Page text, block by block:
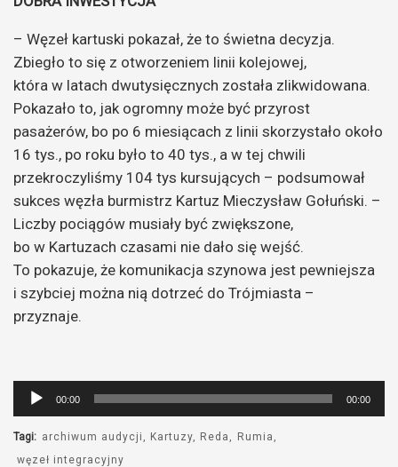
– Węzeł kartuski pokazał, że to świetna decyzja.
Zbiegło to się z otworzeniem linii kolejowej,
która w latach dwutysięcznych została zlikwidowana.
Pokazało to, jak ogromny może być przyrost
pasażerów, bo po 6 miesiącach z linii skorzystało około
16 tys., po roku było to 40 tys., a w tej chwili
przekroczyliśmy 104 tys kursujących – podsumował
sukces węzła burmistrz Kartuz Mieczysław Gołuński. –
Liczby pociągów musiały być zwiększone,
bo w Kartuzach czasami nie dało się wejść.
To pokazuje, że komunikacja szynowa jest pewniejsza
i szybciej można nią dotrzeć do Trójmiasta –
przyznaje.
Odtwarzacz
plików
dźwiękowych
00:00 00:00
Tagi: archiwum audycji Kartuzy Reda
Rumia
węzeł integracyjny